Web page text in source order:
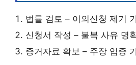
법률 검토 – 이의신청 제기
신청서 작성 – 불복 사유 명
증거자료 확보 – 주장 입증